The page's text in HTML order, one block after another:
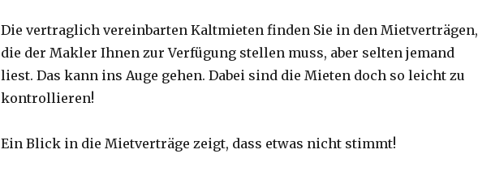
Die vertraglich vereinbarten Kaltmieten finden Sie in den Mietverträgen,
die der Makler Ihnen zur Verfügung stellen muss, aber selten jemand
liest. Das kann ins Auge gehen. Dabei sind die Mieten doch so leicht zu
kontrollieren!
Ein Blick in die Mietverträge zeigt, dass etwas nicht stimmt!